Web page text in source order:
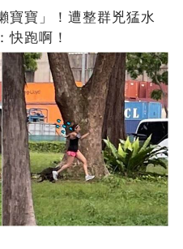
寶寶」！遭整群兇猛水
快跑啊！